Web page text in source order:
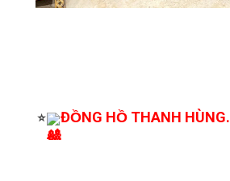
⭐ ĐỒNG HỒ THANH HÙNG.